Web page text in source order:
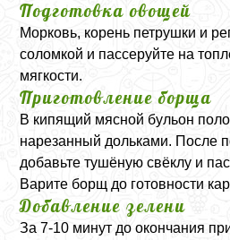
Подготовка овощей
Морковь, корень петрушки и
соломкой и пассеруйте на
мягкости.
Приготовление борща
В кипящий мясной бульон
нарезанный дольками. После
добавьте тушёную свёклу и
Варите борщ до готовности
Добавление зелени
За 7-10 минут до окончания